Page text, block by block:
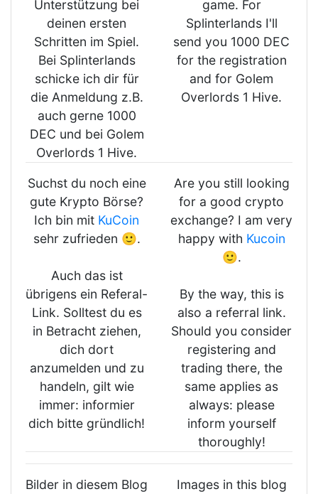
Unterstützung bei
deinen ersten
Schritten im Spiel.
Bei Splinterlands
schicke ich dir für
die Anmeldung z.B.
auch gerne 1000
DEC und bei Golem
Overlords 1 Hive.
game. For
Splinterlands I'll
send you 1000 DEC
for the registration
and for Golem
Overlords 1 Hive.
Suchst du noch eine
gute Krypto Börse?
Ich bin mit KuCoin
sehr zufrieden 🙂.
Auch das ist
übrigens ein Referal-
Link. Solltest du es
in Betracht ziehen,
dich dort
anzumelden und zu
handeln, gilt wie
immer: informier
dich bitte gründlich!
Are you still looking
for a good crypto
exchange? I am very
happy with Kucoin
🙂.
By the way, this is
also a referral link.
Should you consider
registering and
trading there, the
same applies as
always: please
inform yourself
thoroughly!
Bilder in diesem Blog
Images in this blog